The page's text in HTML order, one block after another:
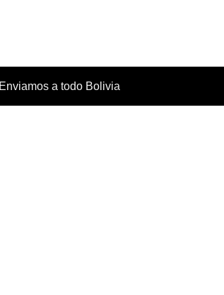
Enviamos a todo Bolivia